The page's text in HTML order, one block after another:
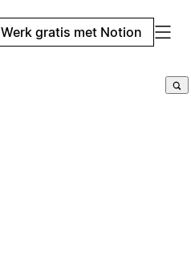
Werk gratis met Notion